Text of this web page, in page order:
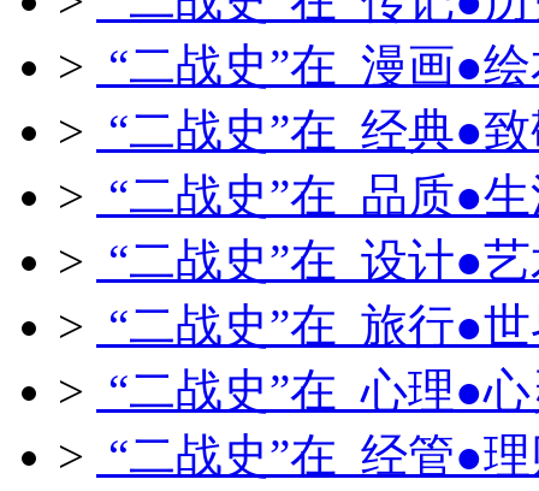
> “二战史”在 漫画●
> “二战史”在 经典●
> “二战史”在 品质●
> “二战史”在 设计●
> “二战史”在 旅行●
> “二战史”在 心理●
> “二战史”在 经管●